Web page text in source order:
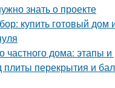
знать о проекте
купить готовый дом
частного дома: этапы
перекрытия и